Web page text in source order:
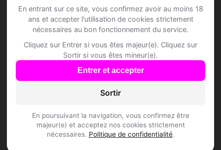
En entrant sur ce site, vous confirmez avoir au moins 18
ans et accepter l'utilisation de cookies strictement
nécessaires au bon fonctionnement du service.
Cliquez sur Entrer si vous êtes majeur(e). Cliquez sur
Sortir si vous êtes mineur(e).
Entrer et accepter
Sortir
En poursuivant la navigation, vous confirmez être
majeur(e) et acceptez nos cookies strictement
nécessaires. Politique de confidentialité.
Questions fréquentes
Comment trouver Speed Dating à Brusio ?
L'inscription est-elle gratuite ?